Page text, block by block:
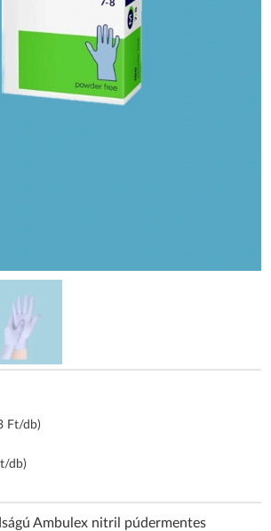
Ft/db)
db)
Ambulex nitril púdermentes